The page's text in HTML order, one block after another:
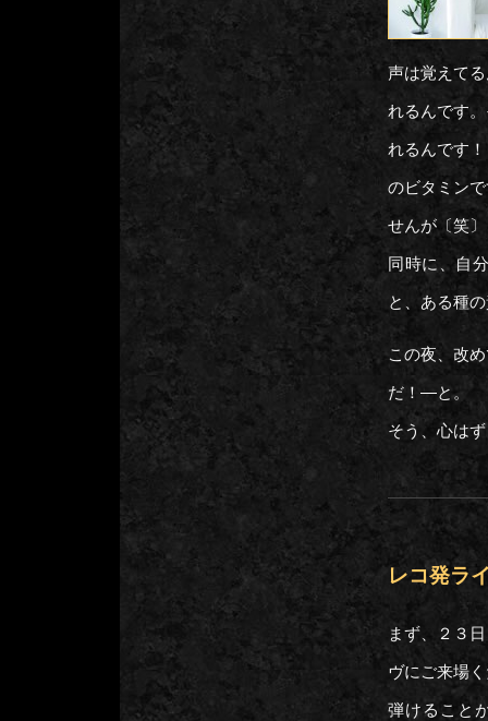
声は覚えて
れるんです
れるんです
のビタミン
せんが〔笑
同時に、自
と、ある種
この夜、改
だ！―と。
そう、心は
レコ発ラ
まず、２３
ヴにご来場
弾けること